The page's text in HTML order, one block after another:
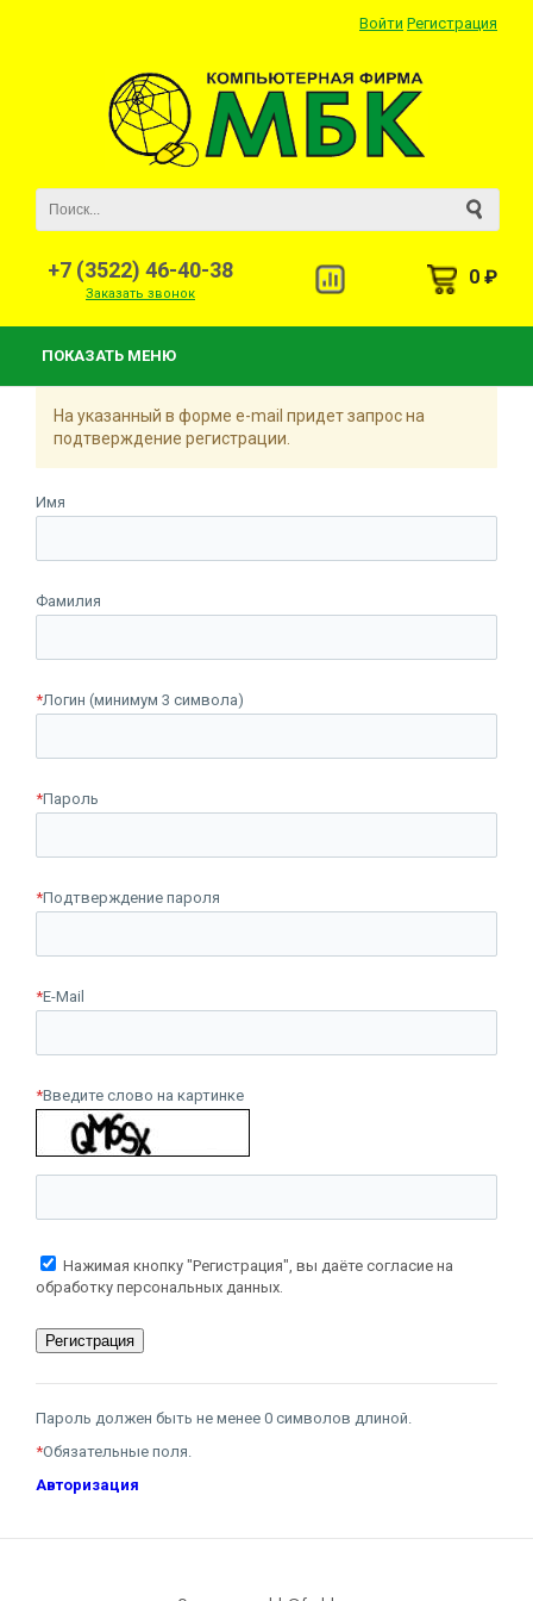
Войти Регистрация
+7 (3522) 46-40-38
Заказать звонок
0 ₽
ПОКАЗАТЬ МЕНЮ
На указанный в форме e-mail придет запрос на
подтверждение регистрации.
Имя
Фамилия
*Логин (минимум 3 символа)
*Пароль
*Подтверждение пароля
*E-Mail
*Введите слово на картинке
Нажимая кнопку "Регистрация", вы даёте согласие на
обработку персональных данных.
Пароль должен быть не менее 0 символов длиной.
*Обязательные поля.
Авторизация